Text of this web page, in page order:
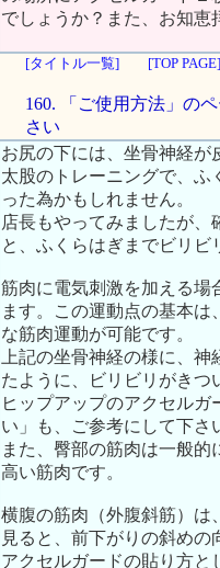
でしょうか？また、お知恵
[タイトル一覧] [TOP PAGE]
160. 「ご使用方法」の
さい
お尻の下には、坐骨神経が
太股のトレーニングで、ふ
った為かもしれません。
店長もやってみましたが、
と、ふくらはぎまでビリビ
筋肉に電気刺激を加える場
ます。この運動点の基本
な筋肉運動が可能です。
上記の坐骨神経の様に、
たように、ビリビリがきつ
ヒップアップのアクセル
い」も、ご参考にして下さ
また、臀部の筋肉は一般
高い筋肉です。
横腹の筋肉（外腹斜筋）は
見ると、前下がりの斜めの
アクセルガードの貼り方